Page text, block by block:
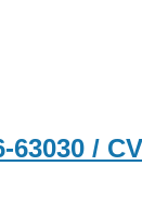
63030 /